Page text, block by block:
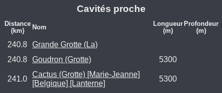
Cavités proche
Distance
(km)
Nom
Longueur
(m)
Profondeur
(m)
240.8 Grande Grotte (La)
240.8 Goudron (Grotte) 5300
241.0
Cactus (Grotte) [Marie-Jeanne]
[Belgique] [Lanterne]
5300